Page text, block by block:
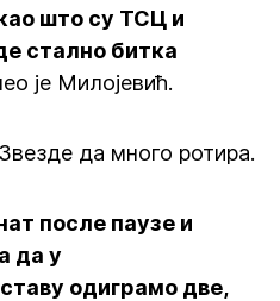
што су ТСЦ и
стално битка
је Милојевић.
да много ротира.
после паузе и
да у
одиграмо две,